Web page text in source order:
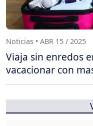
Noticias • ABR 15 / 2025
Viaja sin enredos
vacacionar con